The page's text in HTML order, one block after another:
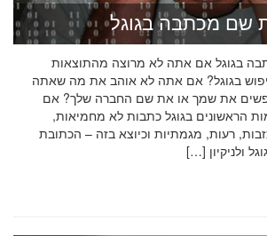
מכתבה בגוגל
בגוגל אם אתה לא מרוצה מהתוצאות
בגוגל? אם אתה לא אוהב את מה שאתה
את שמך או את שם החברה שלך? אם
הראשונים בגוגל כתבות לא מחמיאות,
רעות, מגמתיות וכיוצא בזה – הכתובת
ולניקיון […]